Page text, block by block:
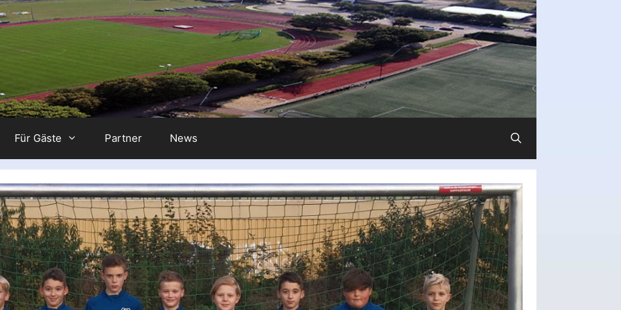
Für Gäste Partner News